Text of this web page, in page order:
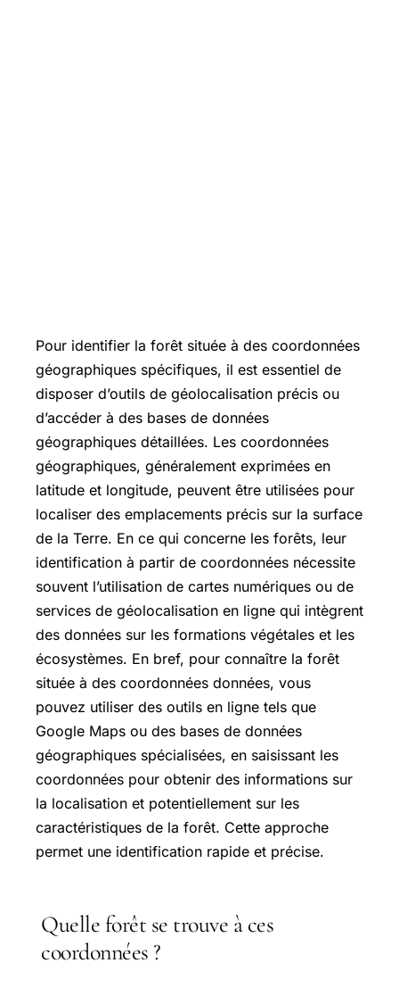
Pour identifier la forêt située à des coordonnées
géographiques spécifiques, il est essentiel de
disposer d’outils de géolocalisation précis ou
d’accéder à des bases de données
géographiques détaillées. Les coordonnées
géographiques, généralement exprimées en
latitude et longitude, peuvent être utilisées pour
localiser des emplacements précis sur la surface
de la Terre. En ce qui concerne les forêts, leur
identification à partir de coordonnées nécessite
souvent l’utilisation de cartes numériques ou de
services de géolocalisation en ligne qui intègrent
des données sur les formations végétales et les
écosystèmes. En bref, pour connaître la forêt
située à des coordonnées données, vous
pouvez utiliser des outils en ligne tels que
Google Maps ou des bases de données
géographiques spécialisées, en saisissant les
coordonnées pour obtenir des informations sur
la localisation et potentiellement sur les
caractéristiques de la forêt. Cette approche
permet une identification rapide et précise.
Quelle forêt se trouve à ces
coordonnées ?